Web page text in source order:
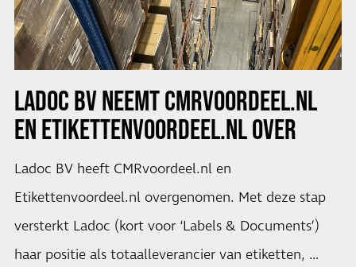
LADOC BV NEEMT CMRVOORDEEL.NL
EN ETIKETTENVOORDEEL.NL OVER
Ladoc BV heeft CMRvoordeel.nl en
Etikettenvoordeel.nl overgenomen. Met deze stap
versterkt Ladoc (kort voor ‘Labels & Documents’)
haar positie als totaalleverancier van etiketten, …